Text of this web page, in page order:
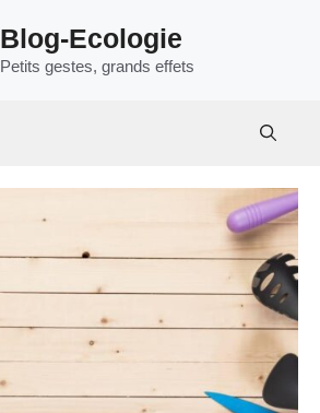
Blog-Ecologie
Petits gestes, grands effets